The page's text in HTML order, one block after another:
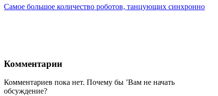
Самое большое количество роботов, танцующих синхронно
Комментарии
Комментариев пока нет. Почему бы ’Вам не начать
обсуждение?